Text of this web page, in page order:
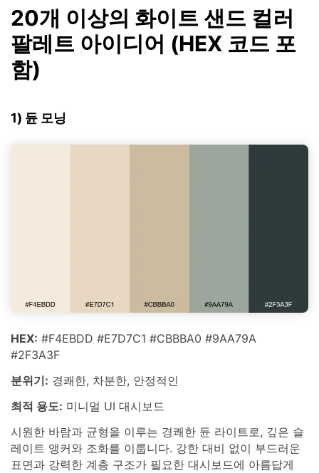
20개 이상의 화이트 샌드 컬러
팔레트 아이디어 (HEX 코드 포
함)
1) 듄 모닝
HEX: #F4EBDD #E7D7C1 #CBBBA0 #9AA79A
#2F3A3F
분위기: 경쾌한, 차분한, 안정적인
최적 용도: 미니멀 UI 대시보드
시원한 바람과 균형을 이루는 경쾌한 듄 라이트로, 깊은 슬
레이트 앵커와 조화를 이룹니다. 강한 대비 없이 부드러운
표면과 강력한 계층 구조가 필요한 대시보드에 아름답게